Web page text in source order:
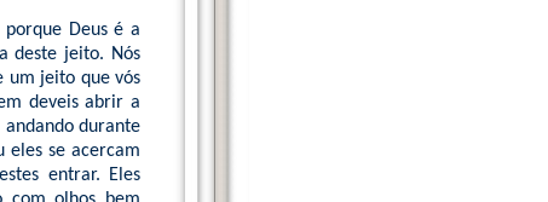
Deus é a
deste jeito. Nós
um jeito que vós
deveis abrir a
andando durante
eles se acercam
entrar. Eles